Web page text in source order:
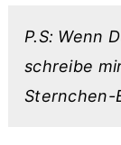
P.S: Wenn
schreibe
Sternchen-